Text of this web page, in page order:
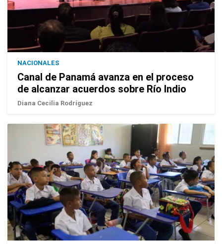
NACIONALES
Canal de Panamá avanza en el proceso
de alcanzar acuerdos sobre Río Indio
Diana Cecilia Rodríguez